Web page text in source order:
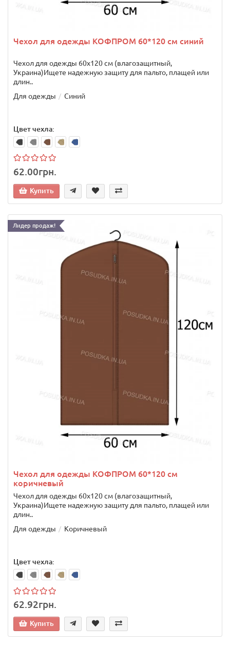
Чехол для одежды КОФПРОМ 60*120 см синий
Чехол для одежды 60х120 см (влагозащитный,
Украина)Ищете надежную защиту для пальто, плащей или
длин..
Для одежды
Синий
Цвет чехла:
62.00грн.
Купить
Лидер продаж!
Чехол для одежды КОФПРОМ 60*120 см
коричневый
Чехол для одежды 60х120 см (влагозащитный,
Украина)Ищете надежную защиту для пальто, плащей или
длин..
Для одежды
Коричневый
Цвет чехла:
62.92грн.
Купить